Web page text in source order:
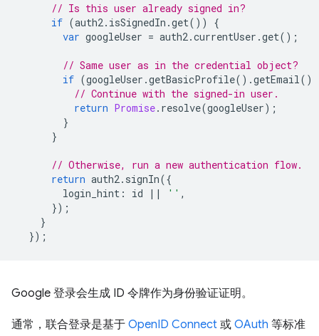
// Is this user already signed in?
if (auth2. isSignedIn .get())
{
var googleUser = auth2.currentUser .get();
// Same user as in the credential object?
if (googleUser .getBasicProfile().getEmail()
// Continue with the signed-in user.
return Promise. resolve(googleUser);
}
}
// Otherwise, run a new authentication flow.
return auth2. signIn({
login_hint : id || '' ,
});
}
});
Google 登录会生成 ID 令牌作为身份验证证明。
通常，联合登录是基于 OpenID Connect 或 OAuth 等标准